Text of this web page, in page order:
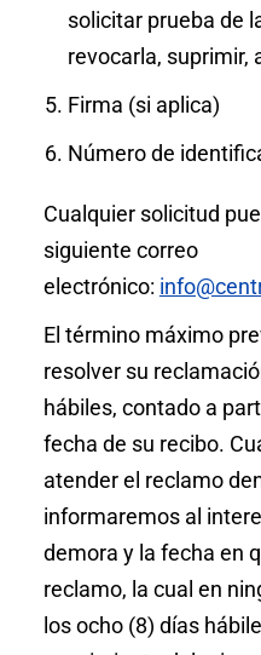
solicitar prueba de
revocarla, suprimir,
Firma (si aplica)
Número de
Cualquier solicitud
siguiente correo
electrónico:
El término máximo
resolver su
hábiles, contado a
fecha de su recibo.
atender el reclamo
informaremos al
demora y la fecha en
reclamo, la cual en
los ocho (8) días